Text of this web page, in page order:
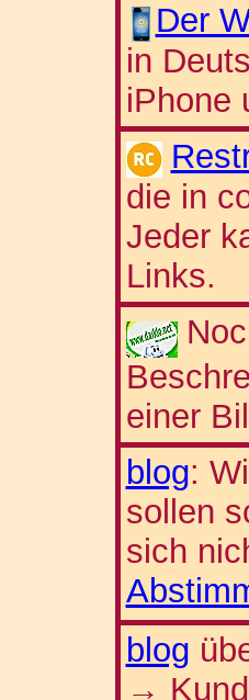
Der
in
iPhone
die in
Jeder
Links.
einer
blog:
sollen
sich
blog
→